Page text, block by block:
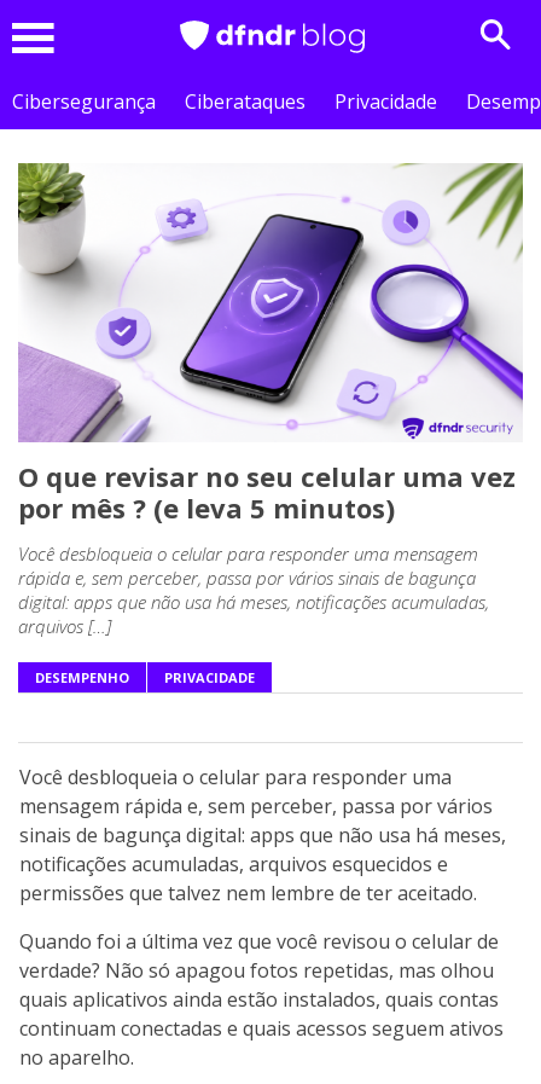
Cibersegurança
Ciberataques Privacidade
O que revisar no seu celular uma vez
por mês ? (e leva 5 minutos)
Você desbloqueia o celular para responder uma mensagem
rápida e, sem perceber, passa por vários sinais de bagunça
digital: apps que não usa há meses, notificações acumuladas,
arquivos […]
DESEMPENHO PRIVACIDADE
Você desbloqueia o celular para responder uma
mensagem rápida e, sem perceber, passa por vários
sinais de bagunça digital: apps que não usa há meses,
notificações acumuladas, arquivos esquecidos e
permissões que talvez nem lembre de ter aceitado.
Quando foi a última vez que você revisou o celular de
verdade? Não só apagou fotos repetidas, mas olhou
quais aplicativos ainda estão instalados, quais contas
continuam conectadas e quais acessos seguem ativos
no aparelho.